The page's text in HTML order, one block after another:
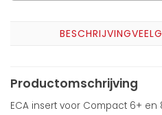
BESCHRIJVING
Productomschrijving
ECA insert voor Compact 6+ en